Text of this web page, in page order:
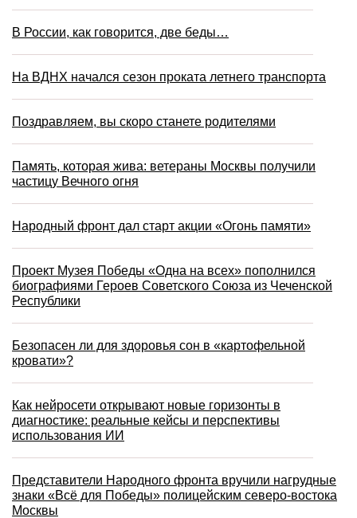
В России, как говорится, две беды…
На ВДНХ начался сезон проката летнего транспорта
Поздравляем, вы скоро станете родителями
Память, которая жива: ветераны Москвы получили
частицу Вечного огня
Народный фронт дал старт акции «Огонь памяти»
Проект Музея Победы «Одна на всех» пополнился
биографиями Героев Советского Союза из Чеченской
Республики
Безопасен ли для здоровья сон в «картофельной
кровати»?
Как нейросети открывают новые горизонты в
диагностике: реальные кейсы и перспективы
использования ИИ
Представители Народного фронта вручили нагрудные
знаки «Всё для Победы» полицейским северо-востока
Москвы